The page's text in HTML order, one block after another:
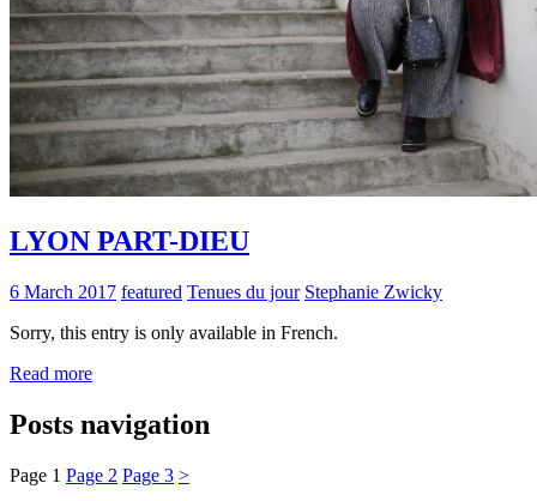
LYON PART-DIEU
6 March 2017 featured Tenues du jour Stephanie Zwicky
Sorry, this entry is only available in French.
Read more
Posts navigation
Page 1 Page 2 Page 3 >